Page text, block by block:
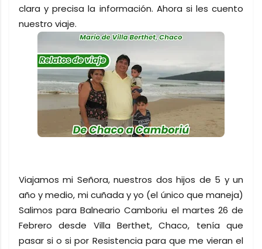
clara y precisa la información. Ahora si les cuento
nuestro viaje.
Viajamos mi Señora, nuestros dos hijos de 5 y un
año y medio, mi cuñada y yo (el único que maneja)
Salimos para Balneario Camboriu el martes 26 de
Febrero desde Villa Berthet, Chaco, tenía que
pasar si o si por Resistencia para que me vieran el